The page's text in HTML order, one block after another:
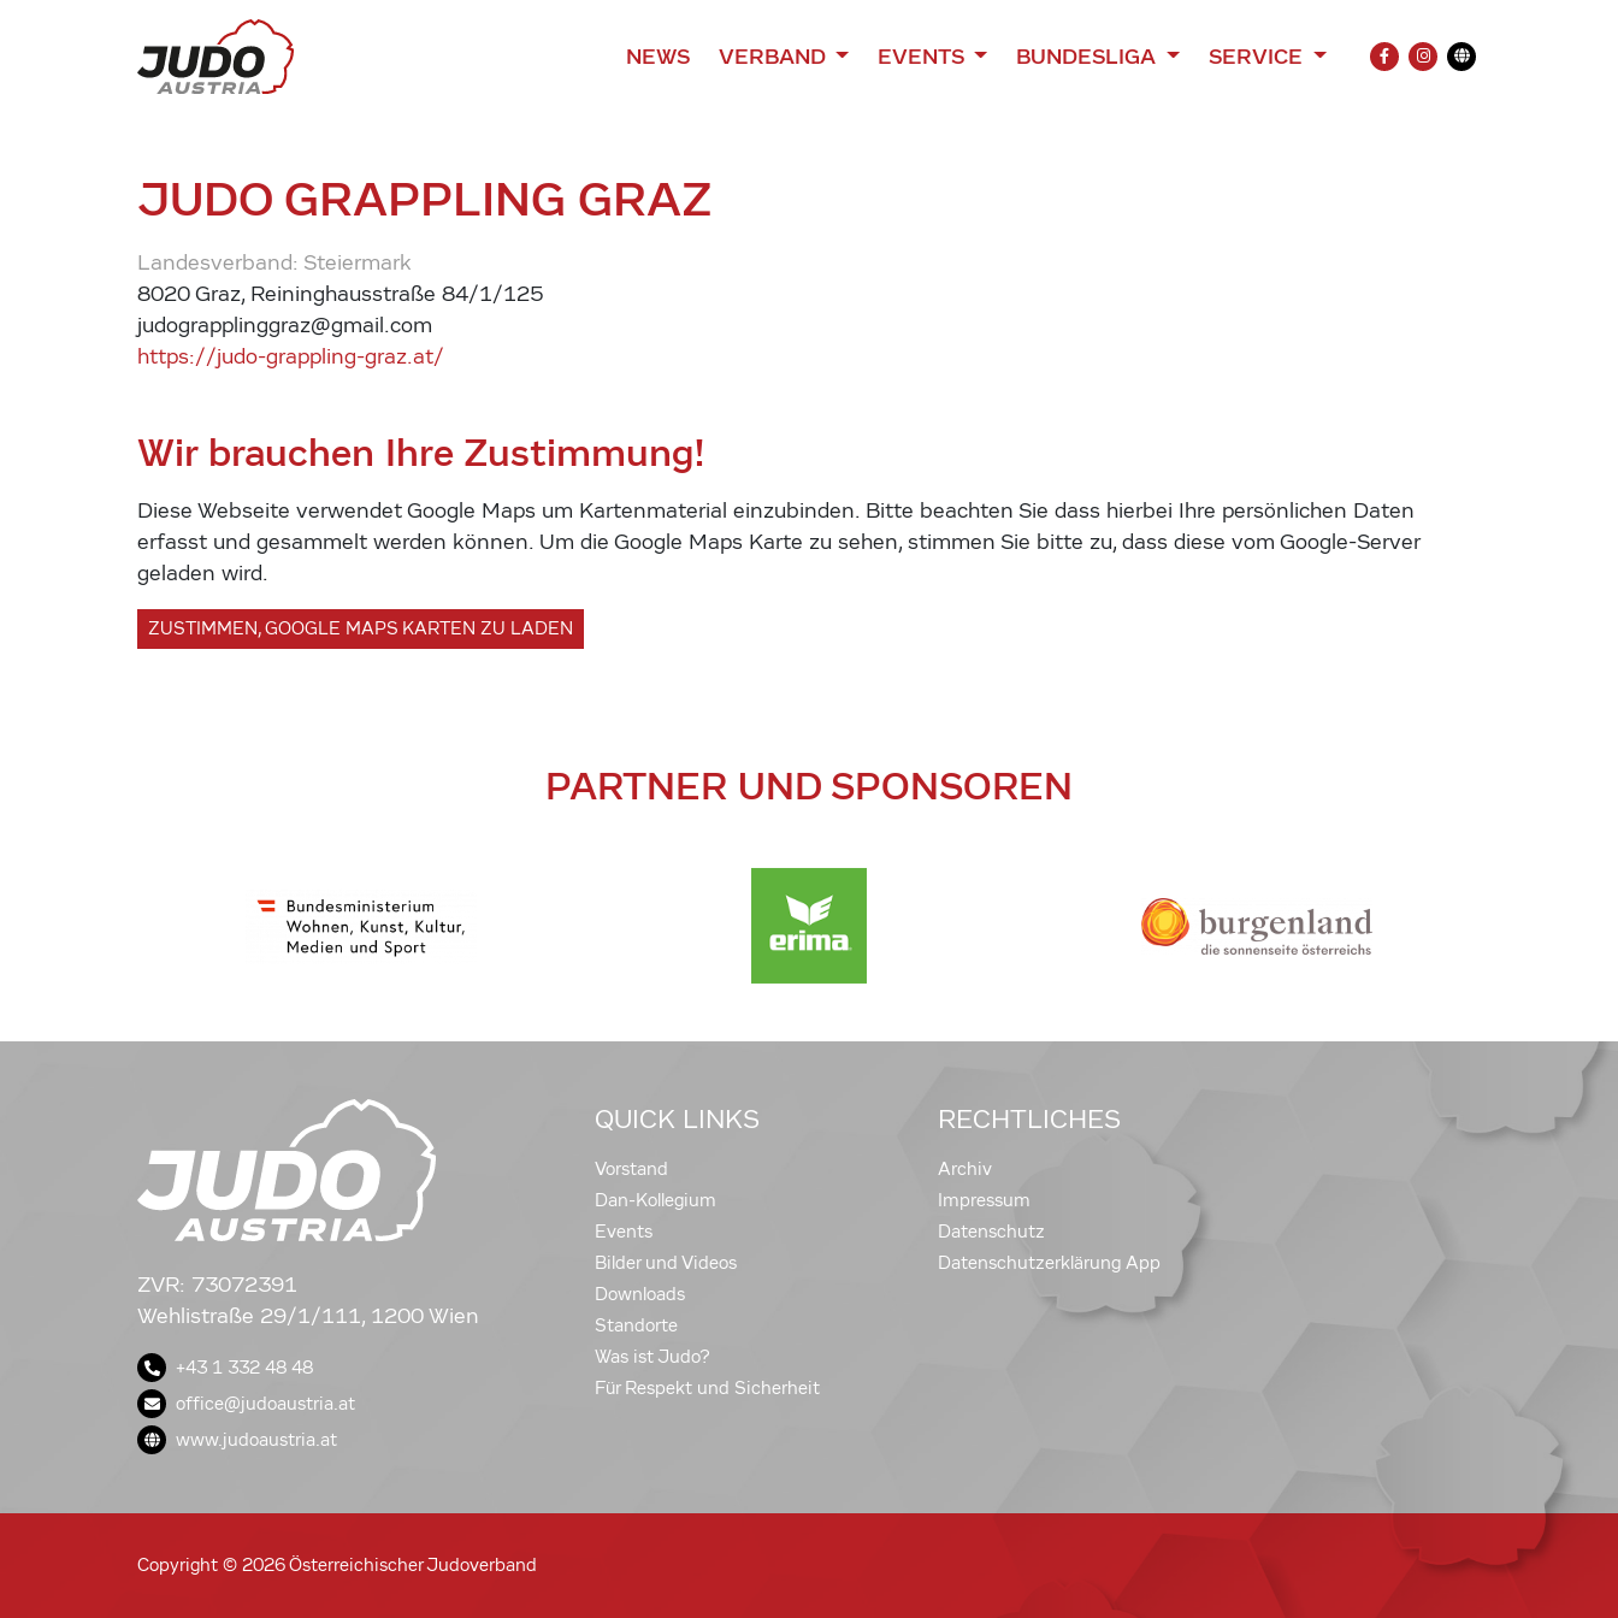
NEWS VERBAND EVENTS BUNDESLIGA SERVICE
FACEBOOK
INSTAGRAM
Übersetzung
JUDO GRAPPLING GRAZ
Landesverband: Steiermark
8020 Graz, Reininghausstraße 84/1/125
judograpplinggraz@gmail.com
https://judo-grappling-graz.at/
Wir brauchen Ihre Zustimmung!
Diese Webseite verwendet Google Maps um Kartenmaterial einzubinden. Bitte beachten Sie dass hierbei Ihre persönlichen Daten
erfasst und gesammelt werden können. Um die Google Maps Karte zu sehen, stimmen Sie bitte zu, dass diese vom Google-Server
geladen wird.
ZUSTIMMEN, GOOGLE MAPS KARTEN ZU LADEN
PARTNER UND SPONSOREN
ZVR: 73072391
Wehlistraße 29/1/111, 1200 Wien
+43 1 332 48 48
office@judoaustria.at
www.judoaustria.at
QUICK LINKS
Vorstand
Dan-Kollegium
Events
Bilder und Videos
Downloads
Standorte
Was ist Judo?
Für Respekt und Sicherheit
RECHTLICHES
Archiv
Impressum
Datenschutz
Datenschutzerklärung App
Copyright © 2026 Österreichischer Judoverband